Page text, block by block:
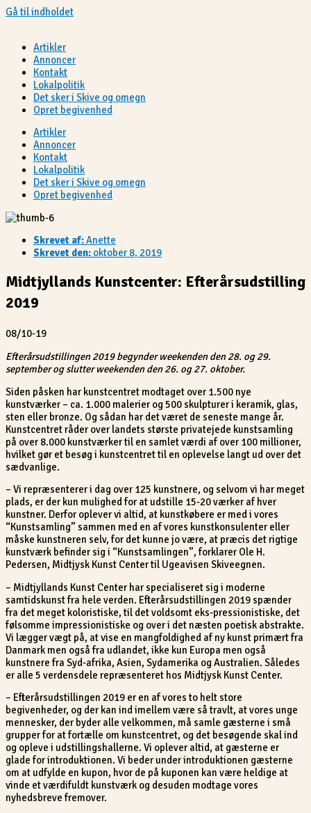
Gå til indholdet
Artikler
Annoncer
Kontakt
Lokalpolitik
Det sker i Skive og omegn
Opret begivenhed
Artikler
Annoncer
Kontakt
Lokalpolitik
Det sker i Skive og omegn
Opret begivenhed
Skrevet af:Anette
Skrevet den: oktober 8, 2019
Midtjyllands Kunstcenter: Efterårsudstilling
2019
08/10-19
Efterårsudstillingen 2019 begynder weekenden den 28. og 29.
september og slutter weekenden den 26. og 27. oktober.
Siden påsken har kunstcentret modtaget over 1.500 nye
kunstværker – ca. 1.000 malerier og 500 skulpturer i keramik, glas,
sten eller bronze. Og sådan har det været de seneste mange år.
Kunstcentret råder over landets største privatejede kunstsamling
på over 8.000 kunstværker til en samlet værdi af over 100 millioner,
hvilket gør et besøg i kunstcentret til en oplevelse langt ud over det
sædvanlige.
– Vi repræsenterer i dag over 125 kunstnere, og selvom vi har meget
plads, er der kun mulighed for at udstille 15-20 værker af hver
kunstner. Derfor oplever vi altid, at kunstkøbere er med i vores
“Kunstsamling” sammen med en af vores kunstkonsulenter eller
måske kunstneren selv, for det kunne jo være, at præcis det rigtige
kunstværk befinder sig i “Kunstsamlingen”, forklarer Ole H.
Pedersen, Midtjysk Kunst Center til Ugeavisen Skiveegnen.
– Midtjyllands Kunst Center har specialiseret sig i moderne
samtidskunst fra hele verden. Efterårsudstillingen 2019 spænder
fra det meget koloristiske, til det voldsomt eks-pressionistiske, det
følsomme impressionistiske og over i det næsten poetisk abstrakte.
Vi lægger vægt på, at vise en mangfoldighed af ny kunst primært fra
Danmark men også fra udlandet, ikke kun Europa men også
kunstnere fra Syd-afrika, Asien, Sydamerika og Australien. Således
er alle 5 verdensdele repræsenteret hos Midtjysk Kunst Center.
– Efterårsudstillingen 2019 er en af vores to helt store
begivenheder, og der kan ind imellem være så travlt, at vores unge
mennesker, der byder alle velkommen, må samle gæsterne i små
grupper for at fortælle om kunstcentret, og det besøgende skal ind
og opleve i udstillingshallerne. Vi oplever altid, at gæsterne er
glade for introduktionen. Vi beder under introduktionen gæsterne
om at udfylde en kupon, hvor de på kuponen kan være heldige at
vinde et værdifuldt kunstværk og desuden modtage vores
nyhedsbreve fremover.